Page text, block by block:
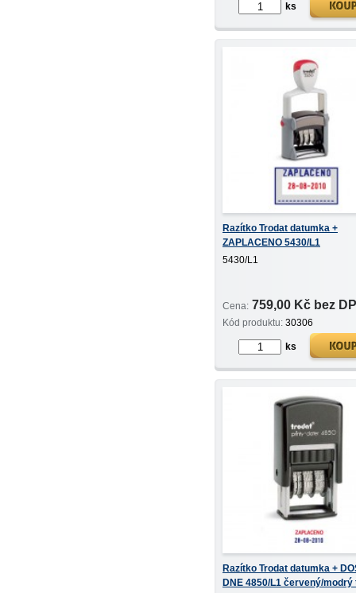
ks
Razítko Trodat datumka +
ZAPLACENO 5430/L1
červený/modrý tisk
5430/L1
Cena: 759,00 Kč bez
Kód produktu: 30306
ks
Razítko Trodat datumka +
DNE 4850/L1 červený/modrý